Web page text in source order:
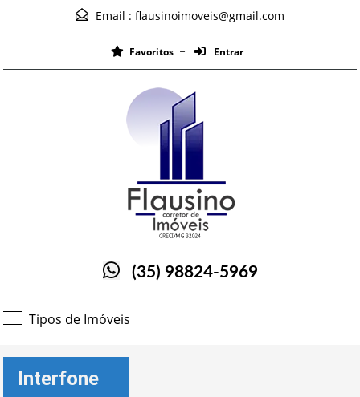
Email : flausinoimoveis@gmail.com
Favoritos Entrar
(35) 98824-5969
Tipos de Imóveis
Interfone